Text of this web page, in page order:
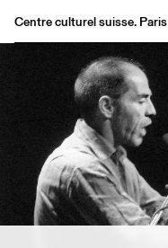
Centre culturel suisse. Paris
Archives
Médiathèque
Éditions
Informations